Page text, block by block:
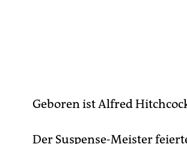
Geboren ist Alfred
Der Suspense-Meister